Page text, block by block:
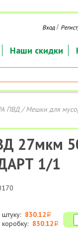
Наши скидки
Вход/
ПВД/ Мешки для
27мкм
1/1
830.12 i
830.12 i